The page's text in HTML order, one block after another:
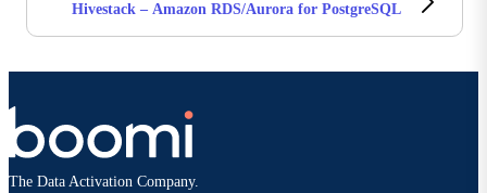
Hivestack – Amazon RDS/Aurora for PostgreSQL
The Data Activation Company.